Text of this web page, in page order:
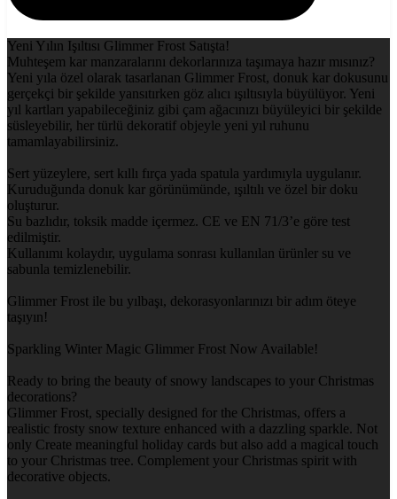
Yeni Yılın Işıltısı Glimmer Frost Satışta!
Muhteşem kar manzaralarını dekorlarınıza taşımaya hazır mısınız?
Yeni yıla özel olarak tasarlanan Glimmer Frost, donuk kar dokusunu
gerçekçi bir şekilde yansıtırken göz alıcı ışıltısıyla büyülüyor. Yeni
yıl kartları yapabileceğiniz gibi çam ağacınızı büyüleyici bir şekilde
süsleyebilir, her türlü dekoratif objeyle yeni yıl ruhunu
tamamlayabilirsiniz.
Sert yüzeylere, sert kıllı fırça yada spatula yardımıyla uygulanır.
Kuruduğunda donuk kar görünümünde, ışıltılı ve özel bir doku
oluşturur.
Su bazlıdır, toksik madde içermez. CE ve EN 71/3’e göre test
edilmiştir.
Kullanımı kolaydır, uygulama sonrası kullanılan ürünler su ve
sabunla temizlenebilir.
Glimmer Frost ile bu yılbaşı, dekorasyonlarınızı bir adım öteye
taşıyın!
Sparkling Winter Magic Glimmer Frost Now Available!
Ready to bring the beauty of snowy landscapes to your Christmas
decorations?
Glimmer Frost, specially designed for the Christmas, offers a
realistic frosty snow texture enhanced with a dazzling sparkle. Not
only Create meaningful holiday cards but also add a magical touch
to your Christmas tree. Complement your Christmas spirit with
decorative objects.